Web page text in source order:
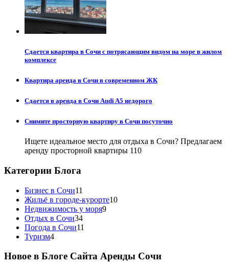
Сдается квартира в Сочи с потрясающим видом на море в жилом
комплексе
Квартира аренда в Сочи в современном ЖК
Сдается в аренда в Сочи Audi A5 недорого
Снимите просторную квартиру в Сочи посуточно
Ищете идеальное место для отдыха в Сочи? Предлагаем
аренду просторной квартиры 110
Категории Блога
Бизнес в Сочи11
Жильё в городе-курорте10
Недвижимость у моря9
Отдых в Сочи34
Погода в Сочи11
Туризм4
Новое в Блоге Сайта Аренды Сочи